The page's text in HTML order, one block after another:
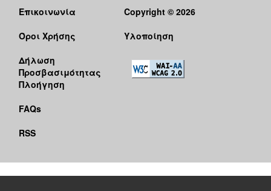
Επικοινωνία
Όροι Χρήσης
Δήλωση
Προσβασιμότητας
Πλοήγηση
FAQs
RSS
Copyright © 2026
Υλοποίηση